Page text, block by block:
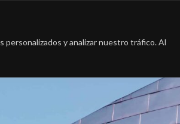
personalizados y analizar nuestro tráfico. Al